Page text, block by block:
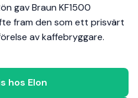
gav Braun KF1500
fram den som ett prisvärt
av kaffebryggare.
hos Elon